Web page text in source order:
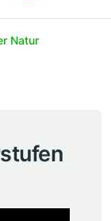
Natur